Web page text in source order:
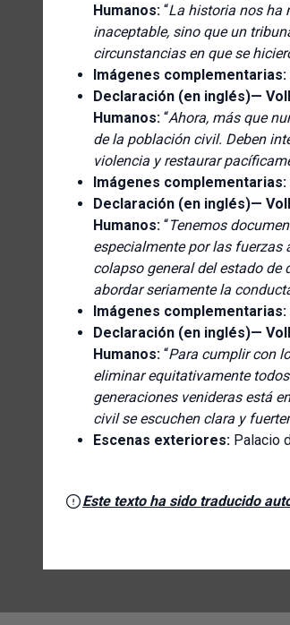
Humanos: “La historia nos ha
inaceptable, sino que un
circunstancias en que se
Imágenes complementarias:
Declaración (en inglés)—
Humanos: “Ahora, más que
de la población civil. Deben
violencia y restaurar
Imágenes complementarias:
Declaración (en inglés)—
Humanos: “Tenemos
especialmente por las fuerzas
colapso general del estado de
abordar seriamente la
Imágenes complementarias:
Declaración (en inglés)—
Humanos: “Para cumplir con
eliminar equitativamente
generaciones venideras está
civil se escuchen clara y
Escenas exteriores: Palacio
Este texto ha sido traducido